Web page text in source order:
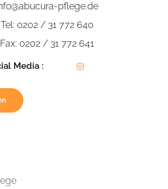
pflege.de
Tel: 0202 / 31 772 640
Fax: 0202 / 31 772 641
Media :